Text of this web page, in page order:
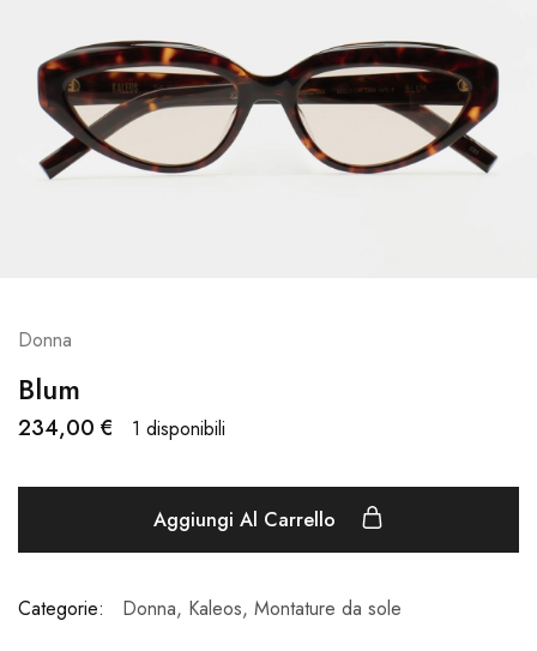
Donna
Blum
234,00 € 1 disponibili
Aggiungi Al Carrello
Categorie: Donna, Kaleos, Montature da sole